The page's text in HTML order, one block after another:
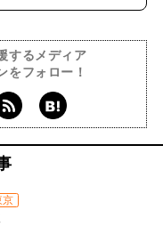
するメディア
をフォロー！
京